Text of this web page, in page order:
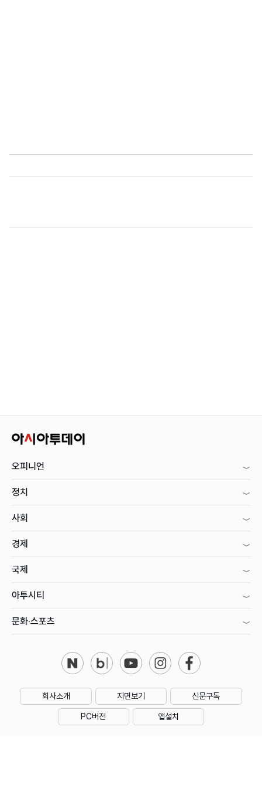
오피니언
정치
사회
경제
국제
아투시티
문화·스포츠
회사소개 지면보기 신문구독
PC버전 앱설치